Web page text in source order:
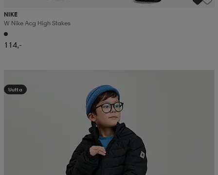
NIKE
W Nike Acg High Stakes
114,-
Uutta